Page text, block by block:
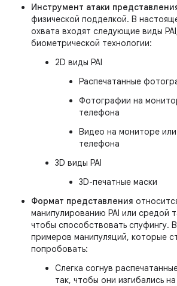
Инструмент атаки
физической подделкой. В
охвата входят следующие виды
биометрической технологии:
2D виды PAI
Распечатанные
Фотографии на
телефона
Видео на мониторе
телефона
3D виды PAI
3D-печатные маски
Формат представления
манипулированию PAI или средой
чтобы способствовать спуфингу.
примеров манипуляций, которые
попробовать:
Слегка согнув
так, чтобы они изгибались